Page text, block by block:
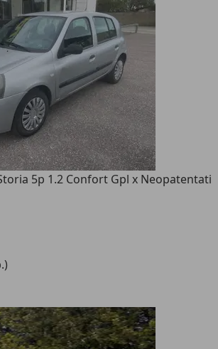
5p 1.2 Confort Gpl x Neopatentati